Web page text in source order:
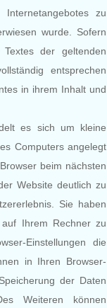
zu
wurde. Sofern
der geltenden
entsprechen
in ihrem Inhalt und
es sich um kleine
Computers angelegt
beim nächsten
Website deutlich zu
Sie haben
Ihrem Rechner zu
Einstellungen die
in Ihren Browser-
der Daten
Weiteren können